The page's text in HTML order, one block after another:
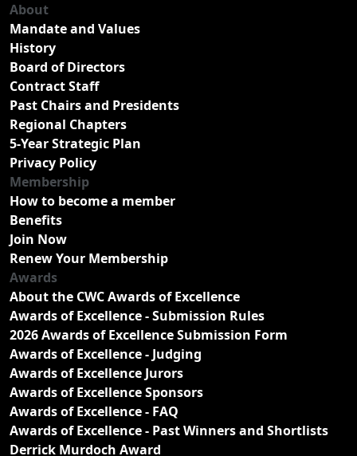
About
Mandate and Values
History
Board of Directors
Contract Staff
Past Chairs and Presidents
Regional Chapters
5-Year Strategic Plan
Privacy Policy
Membership
How to become a member
Benefits
Join Now
Renew Your Membership
Awards
About the CWC Awards of Excellence
Awards of Excellence - Submission Rules
2026 Awards of Excellence Submission Form
Awards of Excellence - Judging
Awards of Excellence Jurors
Awards of Excellence Sponsors
Awards of Excellence - FAQ
Awards of Excellence - Past Winners and Shortlists
Derrick Murdoch Award